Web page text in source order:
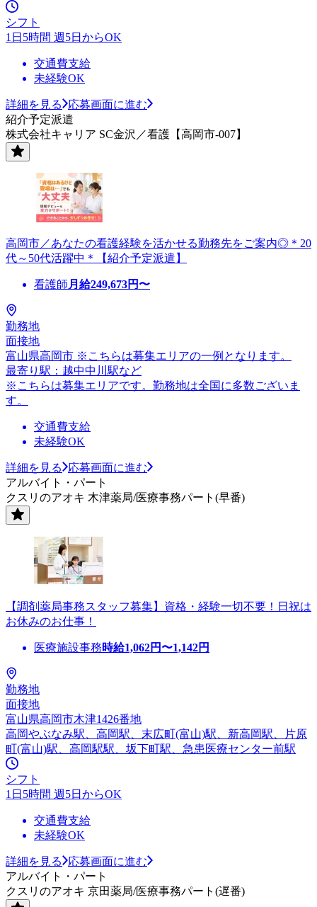
シフト
1日5時間 週5日からOK
交通費支給
未経験OK
詳細を見る
応募画面に進む
紹介予定派遣
株式会社キャリア SC金沢／看護【高岡市-007】
高岡市／あなたの看護経験を活かせる勤務先をご案内◎＊20
代～50代活躍中＊【紹介予定派遣】
看護師 月給249,673円〜
勤務地
面接地
富山県高岡市 ※こちらは募集エリアの一例となります。
最寄り駅：越中中川駅など
※こちらは募集エリアです。勤務地は全国に多数ございま
す。
交通費支給
未経験OK
詳細を見る
応募画面に進む
アルバイト・パート
クスリのアオキ 木津薬局/医療事務パート(早番)
【調剤薬局事務スタッフ募集】資格・経験一切不要！日祝は
お休みのお仕事！
医療施設事務時給1,062円〜1,142円
勤務地
面接地
富山県高岡市木津1426番地
高岡やぶなみ駅、高岡駅、末広町(富山)駅、新高岡駅、片原
町(富山)駅、高岡駅駅、坂下町駅、急患医療センター前駅
シフト
1日5時間 週5日からOK
交通費支給
未経験OK
詳細を見る
応募画面に進む
アルバイト・パート
クスリのアオキ 京田薬局/医療事務パート(遅番)